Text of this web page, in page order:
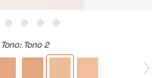
Tono: Tono 2